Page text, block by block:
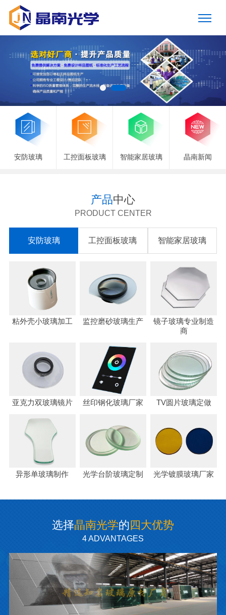
安防玻璃 工控面板玻璃 智能家居玻璃 晶南新闻
产品中心
PRODUCT CENTER
安防玻璃 工控面板玻璃 智能家居玻璃
粘外壳小玻璃加工 监控磨砂玻璃生产
镜子玻璃专业制造
商
亚克力双玻璃镜片 丝印钢化玻璃厂家 TV圆片玻璃定做
异形单玻璃制作 光学台阶玻璃定制 光学镀膜玻璃厂家
选择晶南光学的 四大优势
4 ADVANTAGES